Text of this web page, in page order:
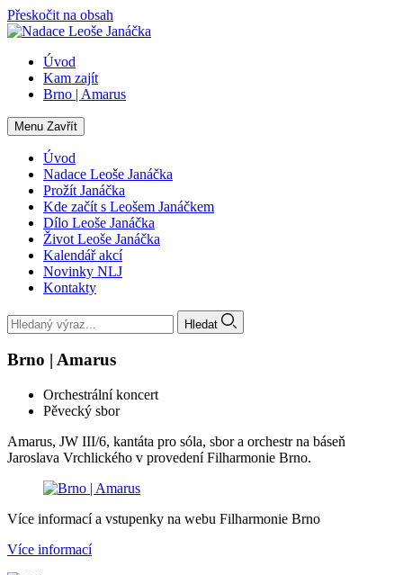
Přeskočit na obsah
Úvod
Kam zajít
Brno | Amarus
Menu Zavřít
Úvod
Nadace Leoše Janáčka
Prožít Janáčka
Kde začít s Leošem Janáčkem
Dílo Leoše Janáčka
Život Leoše Janáčka
Kalendář akcí
Novinky NLJ
Kontakty
Hledat
Brno | Amarus
Orchestrální koncert
Pěvecký sbor
Amarus, JW III/6, kantáta pro sóla, sbor a orchestr na báseň
Jaroslava Vrchlického v provedení Filharmonie Brno.
Více informací a vstupenky na webu Filharmonie Brno
Více informací